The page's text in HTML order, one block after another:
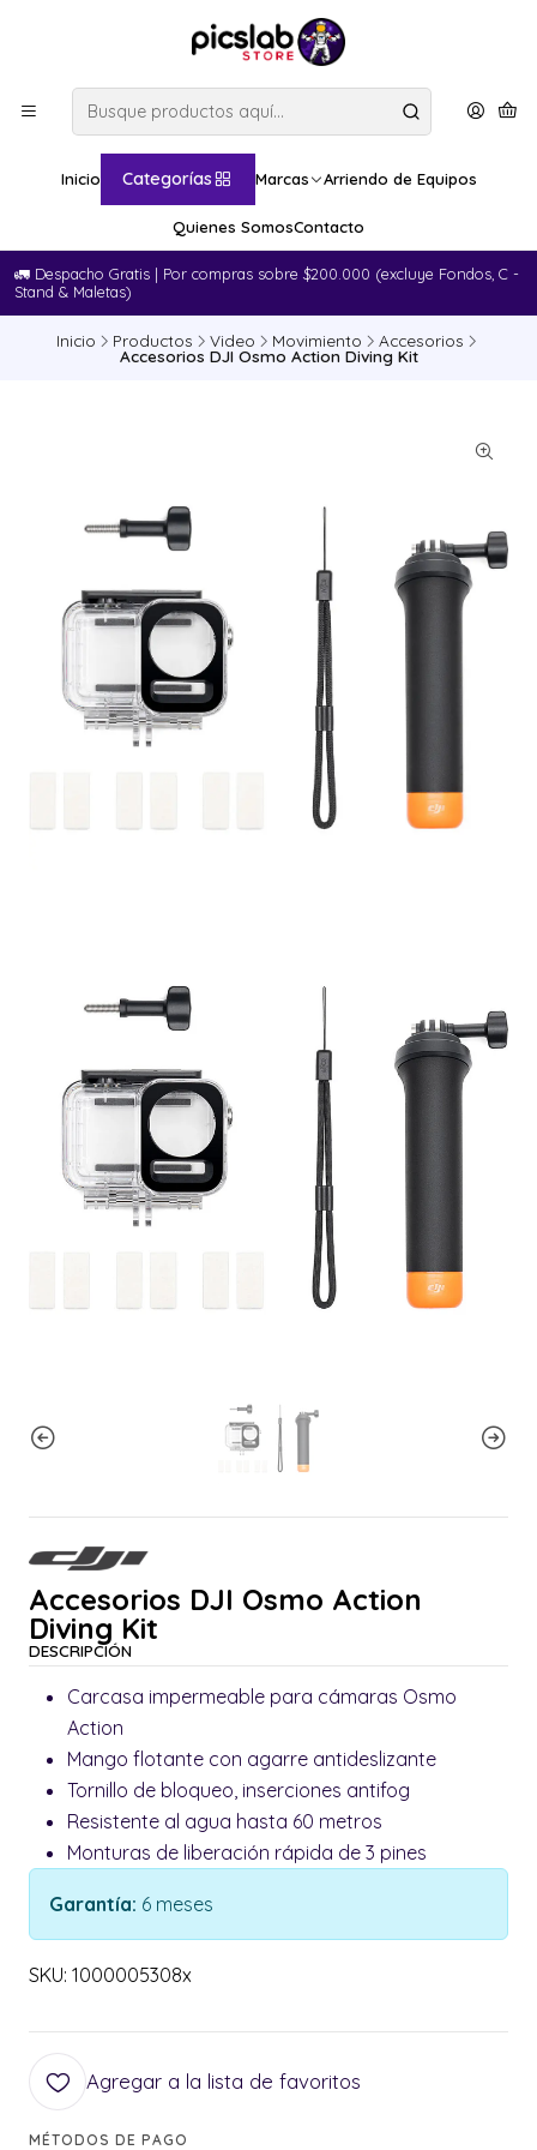
Inicio Categorías Marcas Arriendo de Equipos
Quienes SomosContacto
🚛​ Despacho Gratis | Por compras sobre $200.000 (excluye Fondos, C -
Stand & Maletas)
Inicio Productos Video Movimiento Accesorios
Accesorios DJI Osmo Action Diving Kit
Accesorios DJI Osmo Action
Diving Kit
DESCRIPCIÓN
Carcasa impermeable para cámaras Osmo
Action
Mango flotante con agarre antideslizante
Tornillo de bloqueo, inserciones antifog
Resistente al agua hasta 60 metros
Monturas de liberación rápida de 3 pines
Garantía: 6 meses
SKU: 1000005308x
Agregar a la lista de favoritos
MÉTODOS DE PAGO